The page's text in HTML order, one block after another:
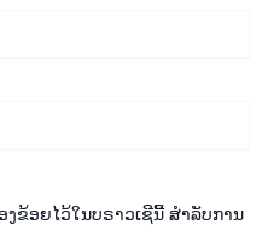
ງຂ້ອຍໄວ້ໃນບຣາວເຊີນີ້ ສຳລັບການ